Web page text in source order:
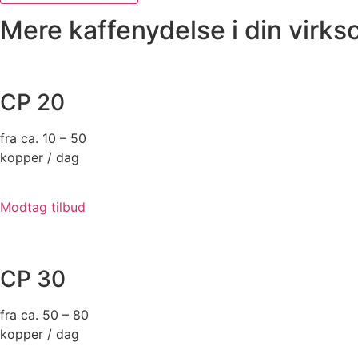
Mere kaffenydelse i din
CP 20
fra ca. 10 – 50
kopper / dag
Modtag tilbud
CP 30
fra ca. 50 – 80
kopper / dag